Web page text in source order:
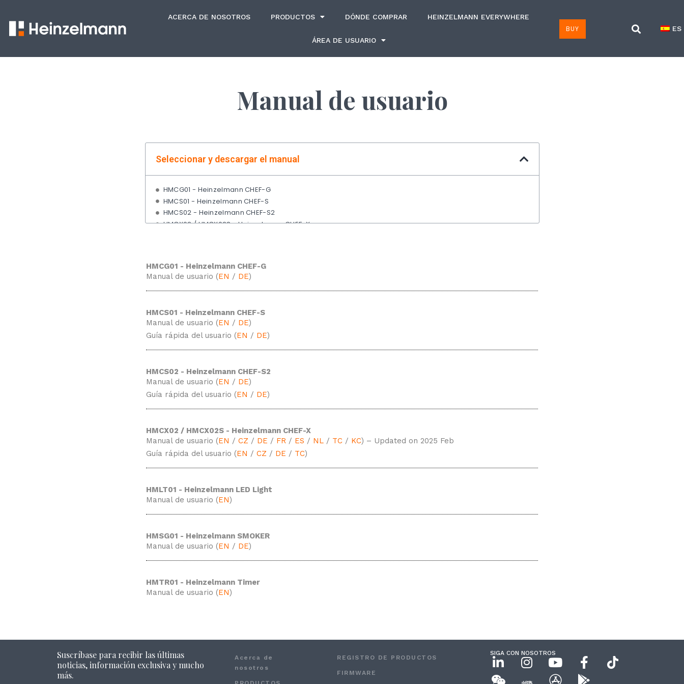
ACERCA DE NOSOTROS PRODUCTOS DÓNDE COMPRAR HEINZELMANN EVERYWHERE
ÁREA DE USUARIO
BUY ES
Manual de usuario
Seleccionar y descargar el manual
HMCG01 - Heinzelmann CHEF-G
HMCS01 - Heinzelmann CHEF-S
HMCS02 - Heinzelmann CHEF-S2
HMCX02 / HMCX02S - Heinzelmann CHEF-X
HMCG01 - Heinzelmann CHEF-G
Manual de usuario (EN / DE)
HMCS01 - Heinzelmann CHEF-S
Manual de usuario (EN / DE)
Guía rápida del usuario (EN / DE)
HMCS02 - Heinzelmann CHEF-S2
Manual de usuario (EN / DE)
Guía rápida del usuario (EN / DE)
HMCX02 / HMCX02S - Heinzelmann CHEF-X
Manual de usuario (EN / CZ / DE / FR / ES / NL / TC / KC) – Updated on 2025 Feb
Guía rápida del usuario (EN / CZ / DE / TC)
HMLT01 - Heinzelmann LED Light
Manual de usuario (EN)
HMSG01 - Heinzelmann SMOKER
Manual de usuario (EN / DE)
HMTR01 - Heinzelmann Timer
Manual de usuario (EN)
Suscríbase para recibir las últimas
noticias, información exclusiva y mucho
más.
Acerca de
nosotros
REGISTRO DE PRODUCTOS
FIRMWARE
SIGA CON NOSOTROS